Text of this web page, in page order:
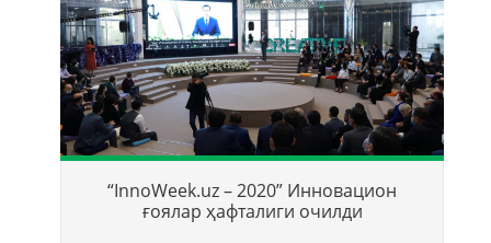
“InnoWeek.uz – 2020” Инновацион
ғоялар ҳафталиги очилди